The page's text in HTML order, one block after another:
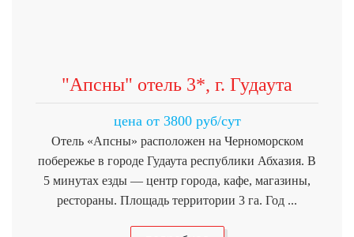
"Апсны" отель 3*, г. Гудаута
цена от 3800 руб/сут
Отель «Апсны» расположен на Черноморском
побережье в городе Гудаута республики Абхазия. В
5 минутах езды — центр города, кафе, магазины,
рестораны. Площадь территории 3 га. Год ...